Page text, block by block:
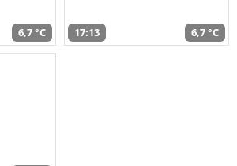
6,7 °C 17:13 6,7 °C